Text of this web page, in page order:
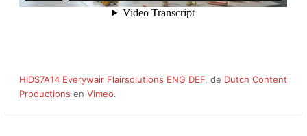
HIDS7A14 Everywair Flairsolutions ENG DEF, de Dutch Content
Productions enVimeo.